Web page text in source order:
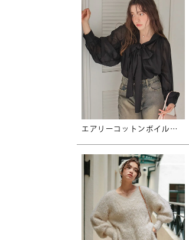
エアリーコットンボイルボウタイブラウス